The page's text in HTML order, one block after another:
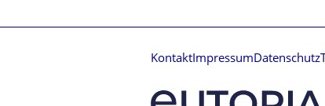
Kontakt Impressum Datenschutz